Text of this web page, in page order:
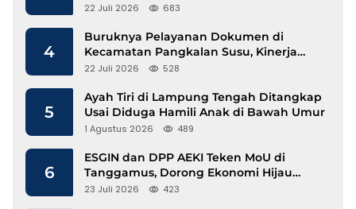
Mengalir
22 Juli 2026 683
4
Buruknya Pelayanan Dokumen di
Kecamatan Pangkalan Susu, Kinerja
Disdukcapil Langkat Disorot
22 Juli 2026 528
5
Ayah Tiri di Lampung Tengah Ditangkap
Usai Diduga Hamili Anak di Bawah Umur
1 Agustus 2026 489
6
ESGIN dan DPP AEKI Teken MoU di
Tanggamus, Dorong Ekonomi Hijau
Berbasis Kopi dan Perdagangan Karbon
23 Juli 2026 423